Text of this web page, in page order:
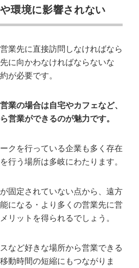
環境に影響されない
業先に直接訪問しなければなら
に向かわなければならないな
が必要です。
業の場合は自宅やカフェなど、
営業ができるのが魅力です。
クを行っている企業も多く存在
行う場所は多岐にわたります。
固定されていない点から、遠方
になる・より多くの営業先に営
リットを得られるでしょう。
など好きな場所から営業できる
動時間の短縮にもつながりま